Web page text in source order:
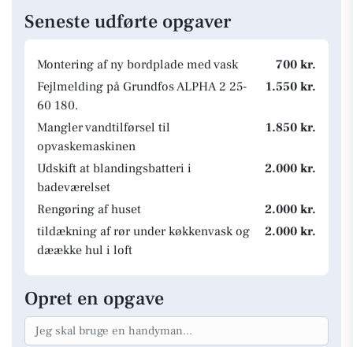
Seneste udførte opgaver
Montering af ny bordplade med vask
700 kr.
Fejlmelding på Grundfos ALPHA 2 25-
60 180.
1.550 kr.
Mangler vandtilførsel til
opvaskemaskinen
1.850 kr.
Udskift at blandingsbatteri i
badeværelset
2.000 kr.
Rengøring af huset
2.000 kr.
tildækning af rør under køkkenvask og
dæække hul i loft
2.000 kr.
Opret en opgave